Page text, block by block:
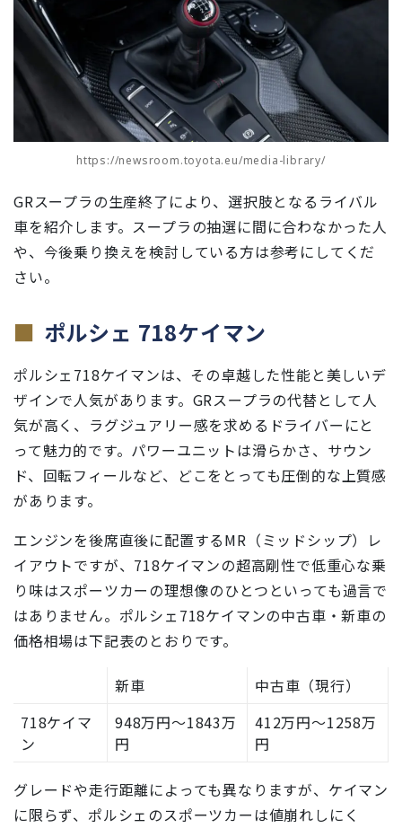
https://newsroom.toyota.eu/media-library/
GRスープラの生産終了により、選択肢となるライバル
車を紹介します。スープラの抽選に間に合わなかった人
や、今後乗り換えを検討している方は参考にしてくだ
さい。
ポルシェ 718ケイマン
ポルシェ718ケイマンは、その卓越した性能と美しいデ
ザインで人気があります。GRスープラの代替として人
気が高く、ラグジュアリー感を求めるドライバーにと
って魅力的です。パワーユニットは滑らかさ、サウン
ド、回転フィールなど、どこをとっても圧倒的な上質感
があります。
エンジンを後席直後に配置するMR（ミッドシップ）レ
イアウトですが、718ケイマンの超高剛性で低重心な乗
り味はスポーツカーの理想像のひとつといっても過言で
はありません。ポルシェ718ケイマンの中古車・新車の
価格相場は下記表のとおりです。
新車
中古車（現行）
718ケイマ
ン
948万円〜1843万
円
412万円〜1258万
円
グレードや走行距離によっても異なりますが、ケイマン
に限らず、ポルシェのスポーツカーは値崩れしにく